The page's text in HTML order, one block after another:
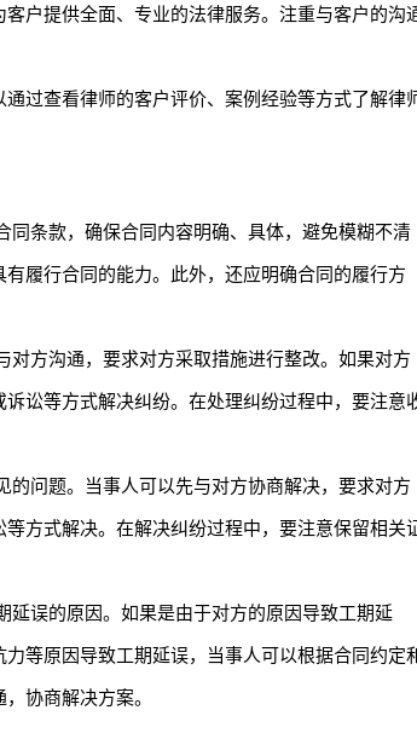
户提供全面、专业的法律服务。注重与客户的沟
过查看律师的客户评价、案例经验等方式了解律
条款，确保合同内容明确、具体，避免模糊不清
履行合同的能力。此外，还应明确合同的履行方
方沟通，要求对方采取措施进行整改。如果对方
讼等方式解决纠纷。在处理纠纷过程中，要注意
问题。当事人可以先与对方协商解决，要求对方
方式解决。在解决纠纷过程中，要注意保留相关
误的原因。如果是由于对方的原因导致工期延
等原因导致工期延误，当事人可以根据合同约定
协商解决方案。